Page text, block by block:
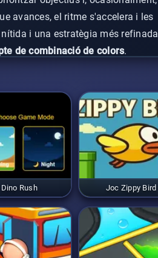
avances, el ritme s'accelera i les
i una estratègia més refinada
de combinació de colors.
Dino Rush Joc Zippy Bird